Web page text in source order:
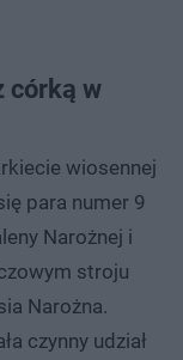
córką w
wiosennej
para numer 9
Narożnej i
stroju
Narożna.
czynny udział